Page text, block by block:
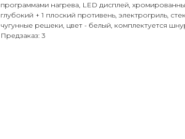
программами нагрева, LED дисплей,
глубокий + 1 плоский противень, электрогриль,
чугунные решеки, цвет - белый, комплектуется
Предзаказ: 3